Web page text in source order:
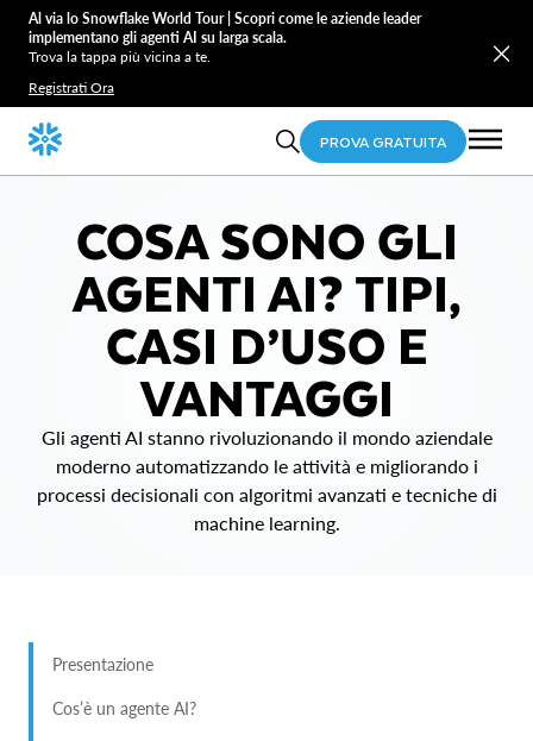
Al via lo Snowflake World Tour | Scopri come le aziende leader
implementano gli agenti AI su larga scala.
Trova la tappa più vicina a te.
Registrati Ora
PROVA GRATUITA
COSA SONO GLI
AGENTI AI? TIPI,
CASI D’USO E
VANTAGGI
Gli agenti AI stanno rivoluzionando il mondo aziendale
moderno automatizzando le attività e migliorando i
processi decisionali con algoritmi avanzati e tecniche di
machine learning.
Presentazione
Cos’è un agente AI?